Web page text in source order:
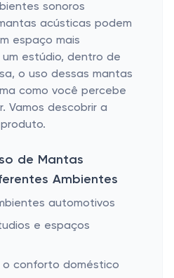
sonoros
acústicas podem
espaço mais
um estúdio, dentro de
o uso dessas mantas
como você percebe
Vamos descobrir a
de Mantas
Ambientes
automotivos
e espaços
o conforto doméstico